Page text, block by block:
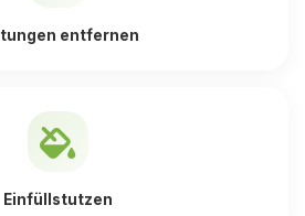
entfernen
Einfüllstutzen